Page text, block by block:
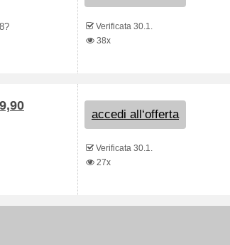
Verificata 30.1.
38x
accedi all‘offerta
Verificata 30.1.
27x